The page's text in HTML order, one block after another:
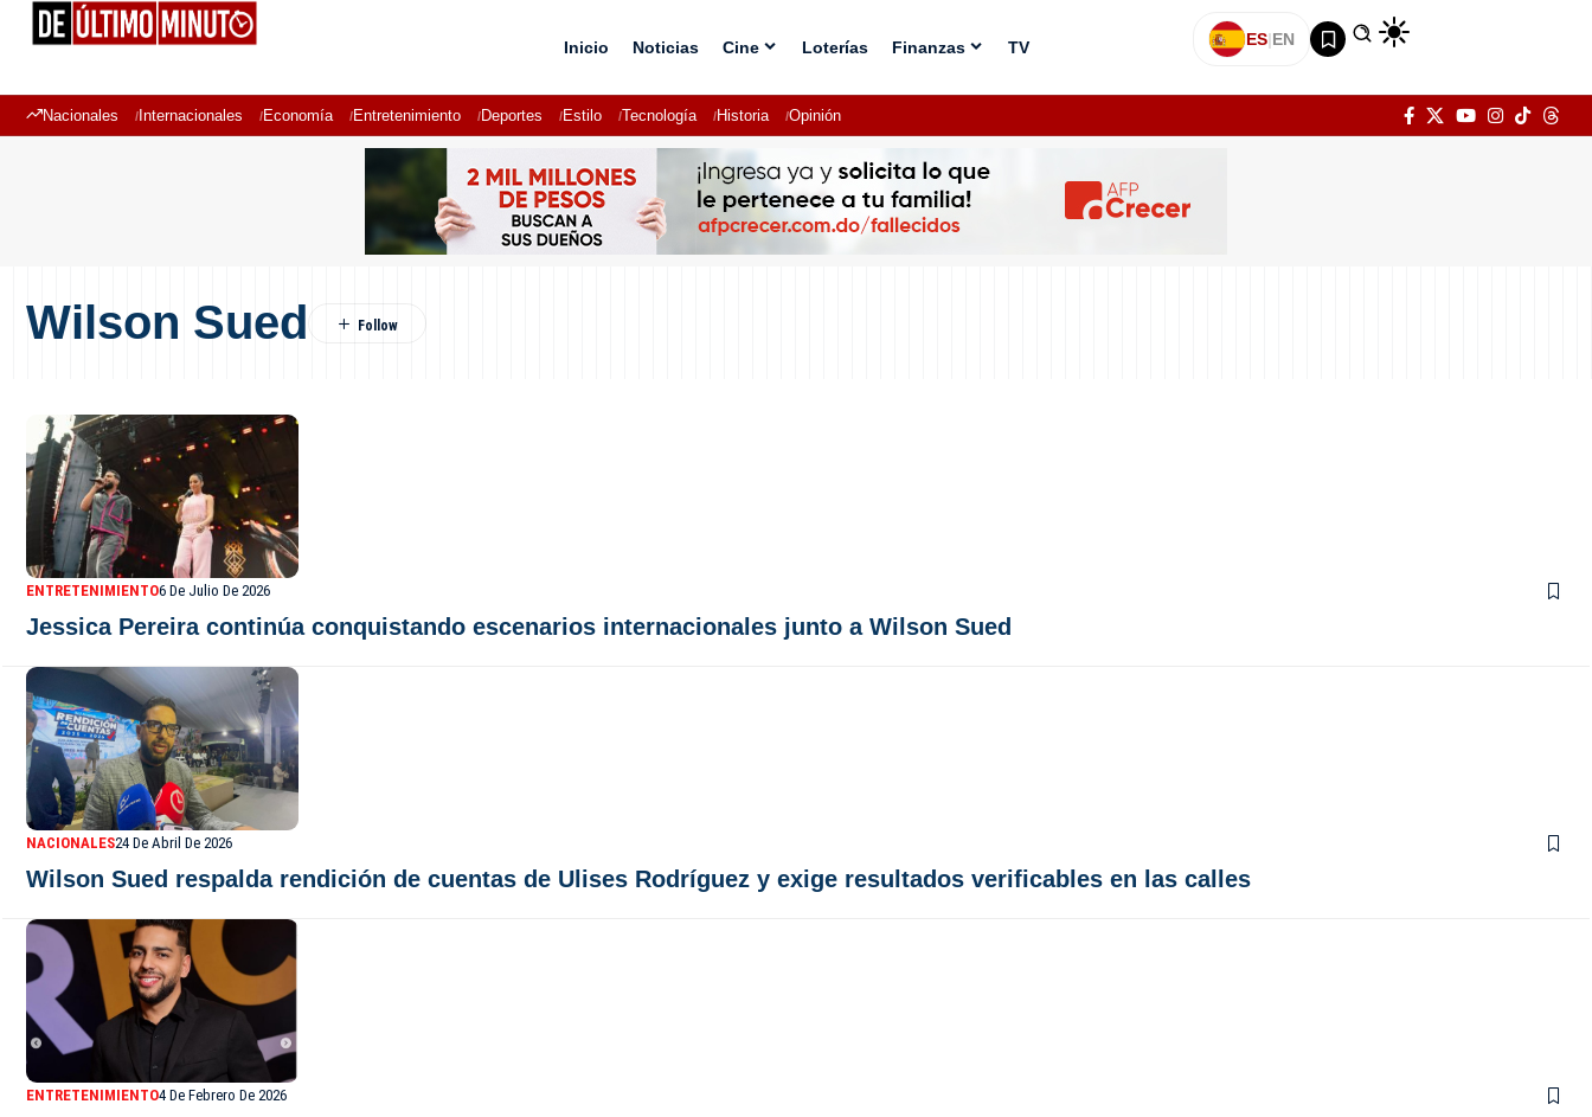
Inicio Noticias Cine Loterías Finanzas TV ES|EN
Nacionales Internacionales Economía Entretenimiento Deportes Estilo Tecnología Historia Opinión
Wilson Sued
ENTRETENIMIENTO6 De Julio De 2026
Jessica Pereira continúa conquistando escenarios internacionales junto a Wilson Sued
NACIONALES24 De Abril De 2026
Wilson Sued respalda rendición de cuentas de Ulises Rodríguez y exige resultados verificables en las calles
ENTRETENIMIENTO4 De Febrero De 2026